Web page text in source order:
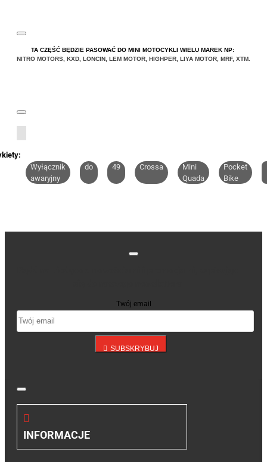
TA CZĘŚĆ BĘDZIE PASOWAĆ DO MINI MOTOCYKLI WIELU MAREK NP:
NITRO MOTORS KXD LONCIN LEM MOTOR HIGHPER LIYA MOTOR MRF, XTM
Wyłącznik
awaryjny
do 49 Crossa
Mini
Quada
Pocket
Bike
Twój email
SUBSKRYBUJ
INFORMACJE